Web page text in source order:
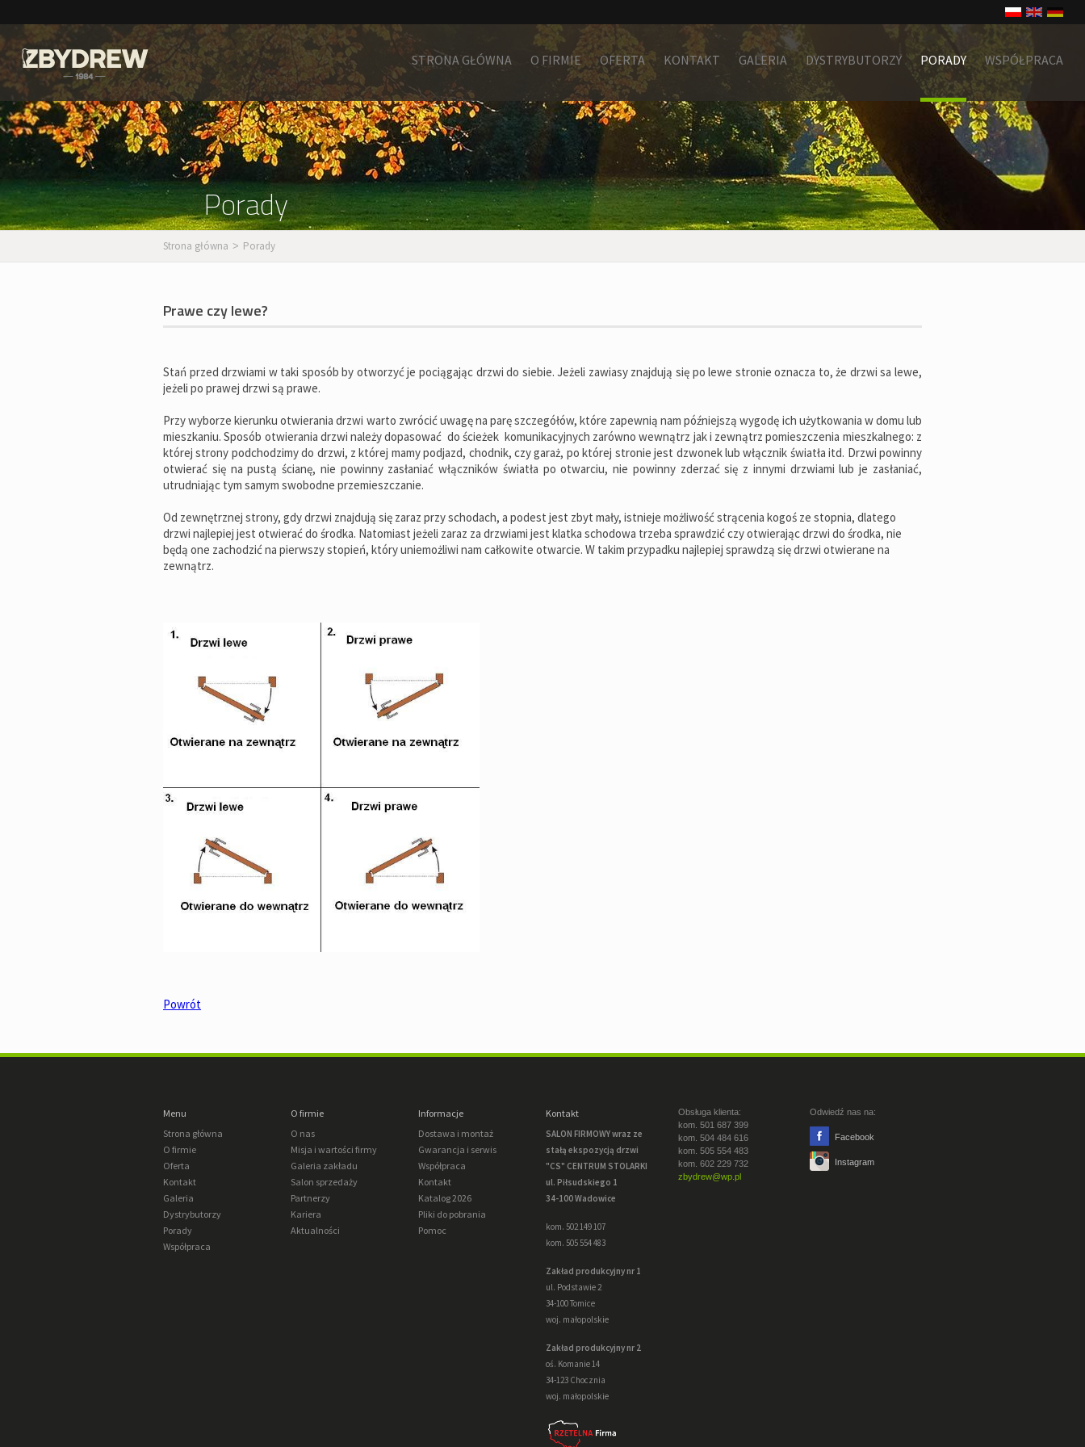
STRONA GŁÓWNA O FIRMIE OFERTA KONTAKT GALERIA DYSTRYBUTORZY PORADY WSPÓŁPRACA
Porady
Strona główna > Porady
Prawe czy lewe?
Stań przed drzwiami w taki sposób by otworzyć je pociągając drzwi do siebie. Jeżeli zawiasy znajdują się po lewe stronie oznacza to, że drzwi sa lewe,
jeżeli po prawej drzwi są prawe.
Przy wyborze kierunku otwierania drzwi warto zwrócić uwagę na parę szczegółów, które zapewnią nam późniejszą wygodę ich użytkowania w domu lub
mieszkaniu. Sposób otwierania drzwi należy dopasować do ścieżek komunikacyjnych zarówno wewnątrz jak i zewnątrz pomieszczenia mieszkalnego: z
której strony podchodzimy do drzwi, z której mamy podjazd, chodnik, czy garaż, po której stronie jest dzwonek lub włącznik światła itd. Drzwi powinny
otwierać się na pustą ścianę, nie powinny zasłaniać włączników światła po otwarciu, nie powinny zderzać się z innymi drzwiami lub je zasłaniać,
utrudniając tym samym swobodne przemieszczanie.
Od zewnętrznej strony, gdy drzwi znajdują się zaraz przy schodach, a podest jest zbyt mały, istnieje możliwość strącenia kogoś ze stopnia, dlatego
drzwi najlepiej jest otwierać do środka. Natomiast jeżeli zaraz za drzwiami jest klatka schodowa trzeba sprawdzić czy otwierając drzwi do środka, nie
będą one zachodzić na pierwszy stopień, który uniemożliwi nam całkowite otwarcie. W takim przypadku najlepiej sprawdzą się drzwi otwierane na
zewnątrz.
Powrót
Menu
Strona główna
O firmie
Oferta
Kontakt
Galeria
Dystrybutorzy
Porady
Współpraca
O firmie
O nas
Misja i wartości firmy
Galeria zakładu
Salon sprzedaży
Partnerzy
Kariera
Aktualności
Informacje
Dostawa i montaż
Gwarancja i serwis
Współpraca
Kontakt
Katalog 2026
Pliki do pobrania
Pomoc
Kontakt
SALON FIRMOWY wraz ze
stałą ekspozycją drzwi
"CS" CENTRUM STOLARKI
ul. Piłsudskiego 1
34-100 Wadowice
kom. 502 149 107
kom. 505 554 483
Zakład produkcyjny nr 1
ul. Podstawie 2
34-100 Tomice
woj. małopolskie
Zakład produkcyjny nr 2
oś. Komanie 14
34-123 Chocznia
woj. małopolskie
Obsługa klienta:
kom. 501 687 399
kom. 504 484 616
kom. 505 554 483
kom. 602 229 732
zbydrew@wp.pl
Odwiedź nas na:
Facebook
Instagram